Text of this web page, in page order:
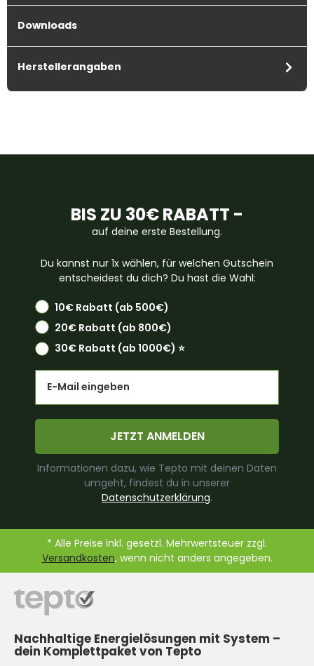
Downloads
Herstellerangaben
BIS ZU 30€ RABATT -
auf deine erste Bestellung.
Du kannst nur 1x wählen, für welchen Gutschein
entscheidest du dich? Du hast die Wahl:
10€ Rabatt (ab 500€)
20€ Rabatt (ab 800€)
30€ Rabatt (ab 1000€) ⭐️
JETZT ANMELDEN
Informationen dazu, wie Tepto mit deinen Daten
umgeht, findest du in unserer
Datenschutzerklärung.
* Alle Preise inkl. gesetzl. Mehrwertsteuer zzgl.
Versandkosten, wenn nicht anders angegeben.
Nachhaltige Energielösungen mit System –
dein Komplettpaket von Tepto